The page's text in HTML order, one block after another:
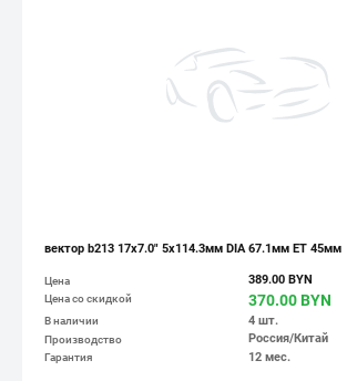
вектор b213 17x7.0" 5x114.3мм DIA 67.1мм ET 45мм
Цена 389.00 BYN
Цена со скидкой 370.00 BYN
В наличии 4 шт.
Производство Россия/Китай
Гарантия 12 мес.